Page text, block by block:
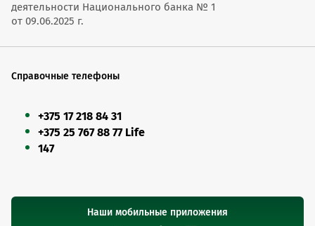
деятельности Национального банка № 1
от 09.06.2025 г.
Справочные телефоны
+375 17 218 84 31
+375 25 767 88 77 Life
147
Наши мобильные приложения